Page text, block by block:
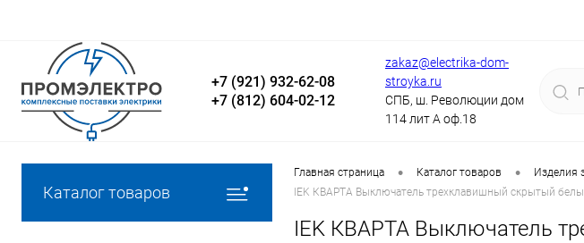
+7 (921) 932-62-08
+7 (812) 604-02-12
zakaz@electrika-dom-
stroyka.ru
СПБ, ш. Революции дом
114 лит А оф.18
Каталог товаров
Главная страница • Каталог товаров • Изделия
IEK КВАРТА Выключатель трехклавишный скрытый
IEK КВАРТА Выключатель